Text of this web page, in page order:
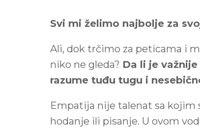
Svi mi želimo najbolje za
Ali, dok trčimo za peticama i
niko ne gleda? Da li je
razume tuđu tugu i
Empatija nije talenat sa kojim
hodanje ili pisanje. U ovom